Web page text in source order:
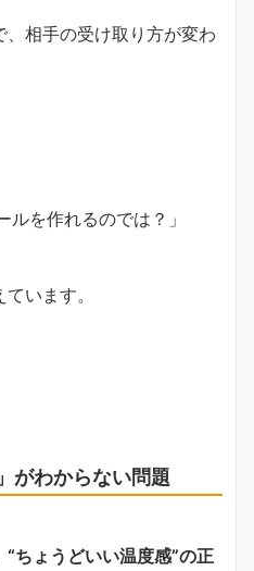
相手の受け取り方が変わ
ルを作れるのでは？」
います。
がわからない問題
“ちょうどいい温度感”の正